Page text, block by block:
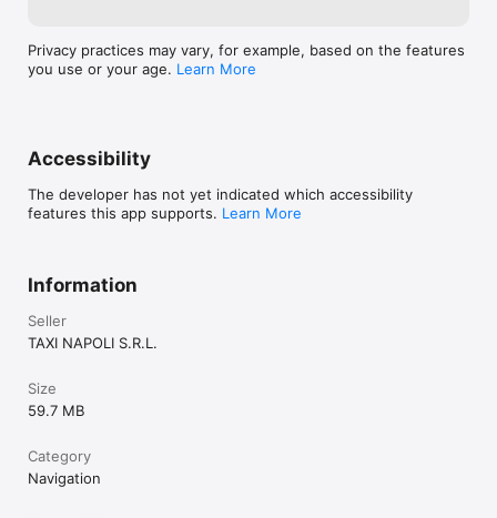
buon fine della richiesta.
Privacy practices may vary, for example, based on the features
you use or your age. Learn More
Accessibility
The developer has not yet indicated which accessibility
features this app supports. Learn More
Information
Seller
TAXI NAPOLI S.R.L.
Size
59.7 MB
Category
Navigation